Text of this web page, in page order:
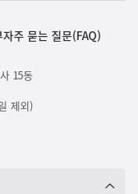
자주 묻는 질문(FAQ)
15동
제외)